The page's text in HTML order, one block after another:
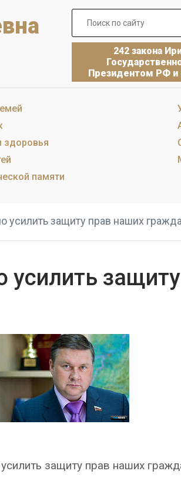
242 закона
Президентом РФ и
здоровья
памяти
усилить защиту прав наших
усилить защиту
защиту прав наших